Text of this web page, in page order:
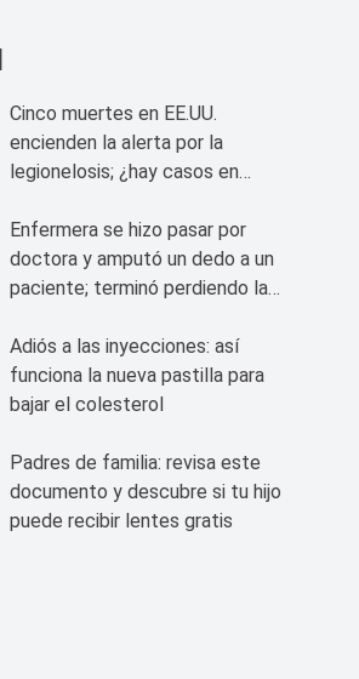
Cinco muertes en EE.UU.
encienden la alerta por la
legionelosis; ¿hay casos en
Enfermera se hizo pasar por
doctora y amputó un dedo a un
paciente; terminó perdiendo la
Adiós a las inyecciones: así
funciona la nueva pastilla para
bajar el colesterol
Padres de familia: revisa este
documento y descubre si tu hijo
puede recibir lentes gratis